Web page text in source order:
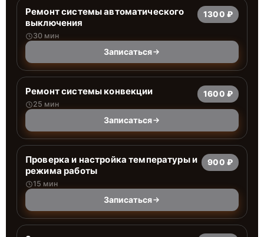
Ремонт системы автоматического
выключения
30 мин
1300 ₽
Записаться
Ремонт системы конвекции
25 мин
1600 ₽
Записаться
Проверка и настройка температуры и
режима работы
15 мин
900 ₽
Записаться